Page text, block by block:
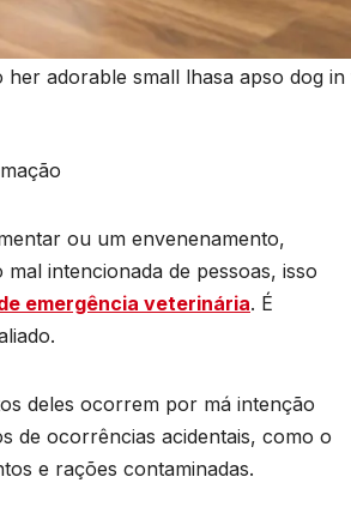
adorable small lhasa apso dog in
ou um envenenamento,
intencionada de pessoas, isso
emergência veterinária. É
deles ocorrem por má intenção
de ocorrências acidentais, como o
e rações contaminadas.